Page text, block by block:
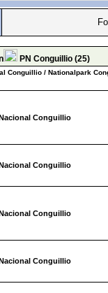
PN Conguillio (25)
Conguillio / Nationalpark
Conguillio
Conguillio
Conguillio
Conguillio